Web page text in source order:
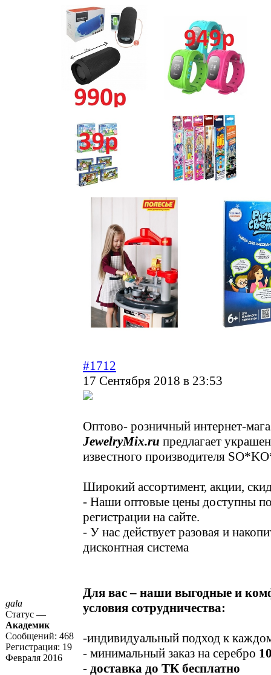
gala
Статус —
Академик
Сообщений: 468
Регистрация: 19
Февраля 2016
#1712
17 Сентября 2018 в 23:53
Оптово- розничный интернет-
JewelryMix.ru предлагает
известного производителя
Широкий ассортимент, акции,
- Наши оптовые цены доступны
регистрации на сайте.
- У нас действует разовая и
дисконтная система
Для вас – наши выгодные и
условия сотрудничества:
-индивидуальный подход к
- минимальный заказ на серебро
- доставка до ТК бесплатно